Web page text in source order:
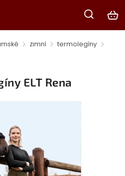
/ zimní / termolegíny /
ELT Rena